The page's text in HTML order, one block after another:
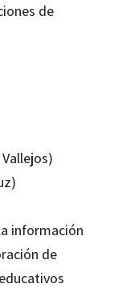
de
información
de